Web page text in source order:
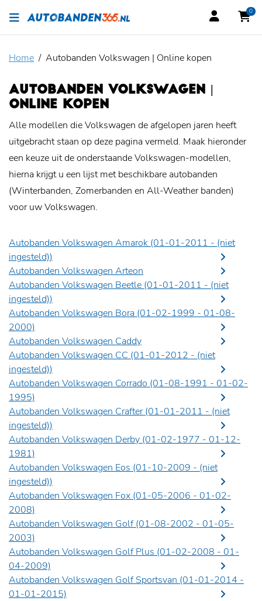
0
Home Autobanden Volkswagen | Online kopen
AUTOBANDEN VOLKSWAGEN |
ONLINE KOPEN
Alle modellen die Volkswagen de afgelopen jaren heeft
uitgebracht staan op deze pagina vermeld. Maak hieronder
een keuze uit de onderstaande Volkswagen-modellen,
hierna krijgt u een lijst met beschikbare autobanden
(Winterbanden, Zomerbanden en All-Weather banden)
voor uw Volkswagen.
Autobanden Volkswagen Amarok (01-01-2011 - (niet
ingesteld))
Autobanden Volkswagen Arteon
Autobanden Volkswagen Beetle (01-01-2011 - (niet
ingesteld))
Autobanden Volkswagen Bora (01-02-1999 - 01-08-
2000)
Autobanden Volkswagen Caddy
Autobanden Volkswagen CC (01-01-2012 - (niet
ingesteld))
Autobanden Volkswagen Corrado (01-08-1991 - 01-02-
1995)
Autobanden Volkswagen Crafter (01-01-2011 - (niet
ingesteld))
Autobanden Volkswagen Derby (01-02-1977 - 01-12-
1981)
Autobanden Volkswagen Eos (01-10-2009 - (niet
ingesteld))
Autobanden Volkswagen Fox (01-05-2006 - 01-02-
2008)
Autobanden Volkswagen Golf (01-08-2002 - 01-05-
2003)
Autobanden Volkswagen Golf Plus (01-02-2008 - 01-
04-2009)
Autobanden Volkswagen Golf Sportsvan (01-01-2014 -
01-01-2015)